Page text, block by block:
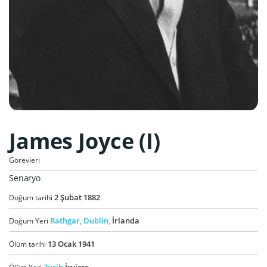
James Joyce (I)
Görevleri
Senaryo
Doğum tarihi 2Şubat 1882
Doğum Yeri Rathgar, Dublin, İrlanda
Ölüm tarihi 13Ocak 1941